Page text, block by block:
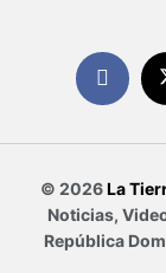
© 2026La
Noticias,
República